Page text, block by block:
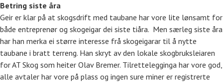
Betring siste åra
Geir er klar på at skogsdrift med taubane har vore lite lønsamt for
både entreprenør og skogeigar dei siste tiåra. Men særleg siste åra
har han merka ei større interesse frå skogeigarar til å nytte
taubane i bratt terreng. Han skryt av den lokale skogbruksleiaren
for AT Skog som heiter Olav Bremer. Tilrettelegginga har vore god,
alle avtaler har vore på plass og ingen sure miner er registrerte